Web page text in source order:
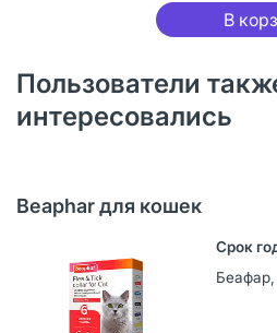
В
Пользователи
интересовались
Beaphar для кошек